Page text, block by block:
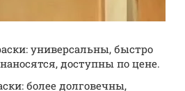
универсальны, быстро
доступны по цене.
более долговечны,